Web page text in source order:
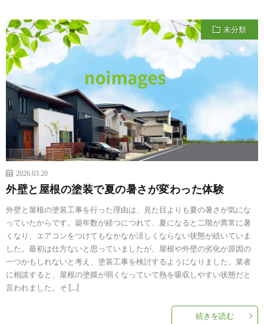
未分類
2026.03.20
外壁と屋根の塗装で夏の暑さが変わった体験
外壁と屋根の塗装工事を行った理由は、見た目よりも夏の暑さが気にな
っていたからです。築年数が経つにつれて、夏になると二階が異常に暑
くなり、エアコンをつけてもなかなか涼しくならない状態が続いていま
した。最初は仕方ないと思っていましたが、屋根や外壁の劣化が原因の
一つかもしれないと考え、塗装工事を検討するようになりました。業者
に相談すると、屋根の塗膜が弱くなっていて熱を吸収しやすい状態だと
言われました。そ […]
続きを読む